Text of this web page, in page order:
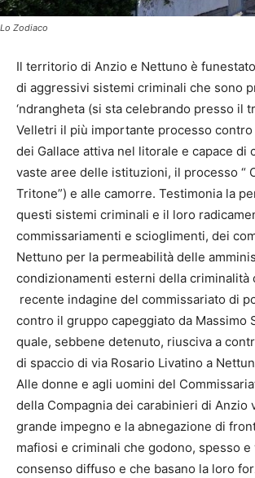
Lo Zodiaco
Il territorio di Anzio e Nettuno è
di aggressivi sistemi criminali che sono
‘ndrangheta (si sta celebrando presso il
Velletri il più importante processo contro
dei Gallace attiva nel litorale e capace di
vaste aree delle istituzioni, il processo “
Tritone”) e alle camorre. Testimonia la
questi sistemi criminali e il loro
commissariamenti e scioglimenti, dei
Nettuno per la permeabilità delle
condizionamenti esterni della criminalità
recente indagine del commissariato di
contro il gruppo capeggiato da Massimo
quale, sebbene detenuto, riusciva a
di spaccio di via Rosario Livatino a
Alle donne e agli uomini del
della Compagnia dei carabinieri di Anzio
grande impegno e la abnegazione di
mafiosi e criminali che godono, spesso
consenso diffuso e che basano la loro